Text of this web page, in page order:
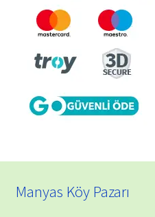
Manyas Köy Pazarı